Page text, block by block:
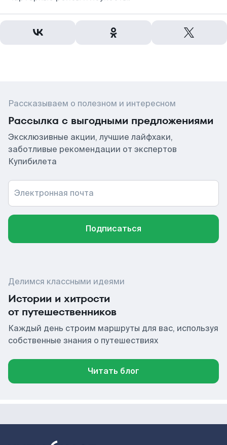
Рассказываем о полезном и интересном
Рассылка с выгодными предложениями
Эксклюзивные акции, лучшие лайфхаки,
заботливые рекомендации от экспертов
Купибилета
Электронная почта
Подписаться
Делимся классными идеями
Истории и хитрости
от путешественников
Каждый день строим маршруты для вас, используя
собственные знания о путешествиях
Читать блог